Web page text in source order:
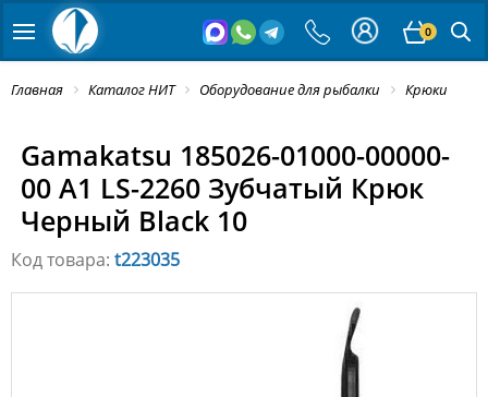
0
Главная Каталог НИТ Оборудование для рыбалки Крюки
Gamakatsu 185026-01000-00000-
00 A1 LS-2260 Зубчатый Крюк
Черный Black 10
Код товара: t223035